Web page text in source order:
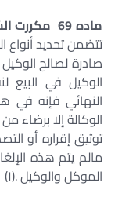
ماده 69 مكررت الشهر لسنة ۲۰۰۱:
تتضمن تحديد أنواع
صادرة لصالح
الوكيل في البيع
النهائي فإنه في
الوكالة إلا برضاء
توثيق إقراره أو
مالم يتم هذه
الموكل والوكيل .(۱)